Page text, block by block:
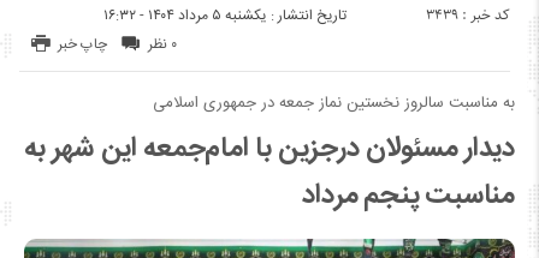
تاریخ انتشار : یکشنبه ۵ مرداد ۱۴۰۴ - ۱۶:۳۲ کد خبر : 3439
چاپ خبر ۰ نظر
به مناسبت سالروز نخستین نماز جمعه در جمهوری اسلامی
دیدار مسئولان درجزین با امام‌جمعه این شهر به
مناسبت پنجم مرداد